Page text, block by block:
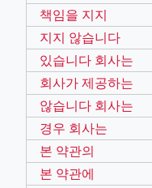
책임을 지지
지지 않습니다
있습니다 회사는
회사가 제공하는
않습니다 회사는
경우 회사는
본 약관의
본 약관에